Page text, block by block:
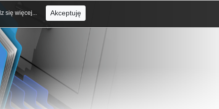
się więcej... Akceptuję